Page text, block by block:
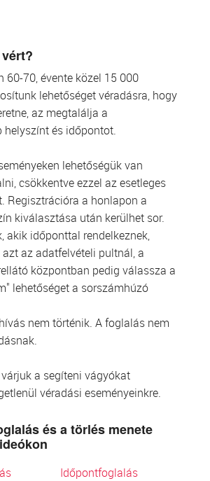
60-70, évente közel 15 000
lehetőséget véradásra, hogy
az megtalálja a
helyszínt és időpontot.
lehetőségük van
csökkentve ezzel az esetleges
Regisztrációra a honlapon a
kiválasztása után kerülhet sor.
akik időponttal rendelkeznek,
azt az adatfelvételi pultnál, a
központban pedig válassza a
lehetőséget a sorszámhúzó
nem történik. A foglalás nem
a segíteni vágyókat
véradási eseményeinkre.
és a törlés menete
Időpontfoglalás